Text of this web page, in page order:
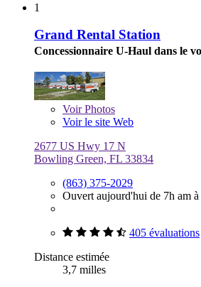
1
Grand Rental Station
Concessionnaire U-Haul dans le
VoirPhotos
Voir le site Web
2677 US Hwy 17 N
Bowling Green, FL 33834
(863) 375-2029
Ouvert aujourd'hui de 7h am
405 évaluations
Distance estimée
3,7 milles